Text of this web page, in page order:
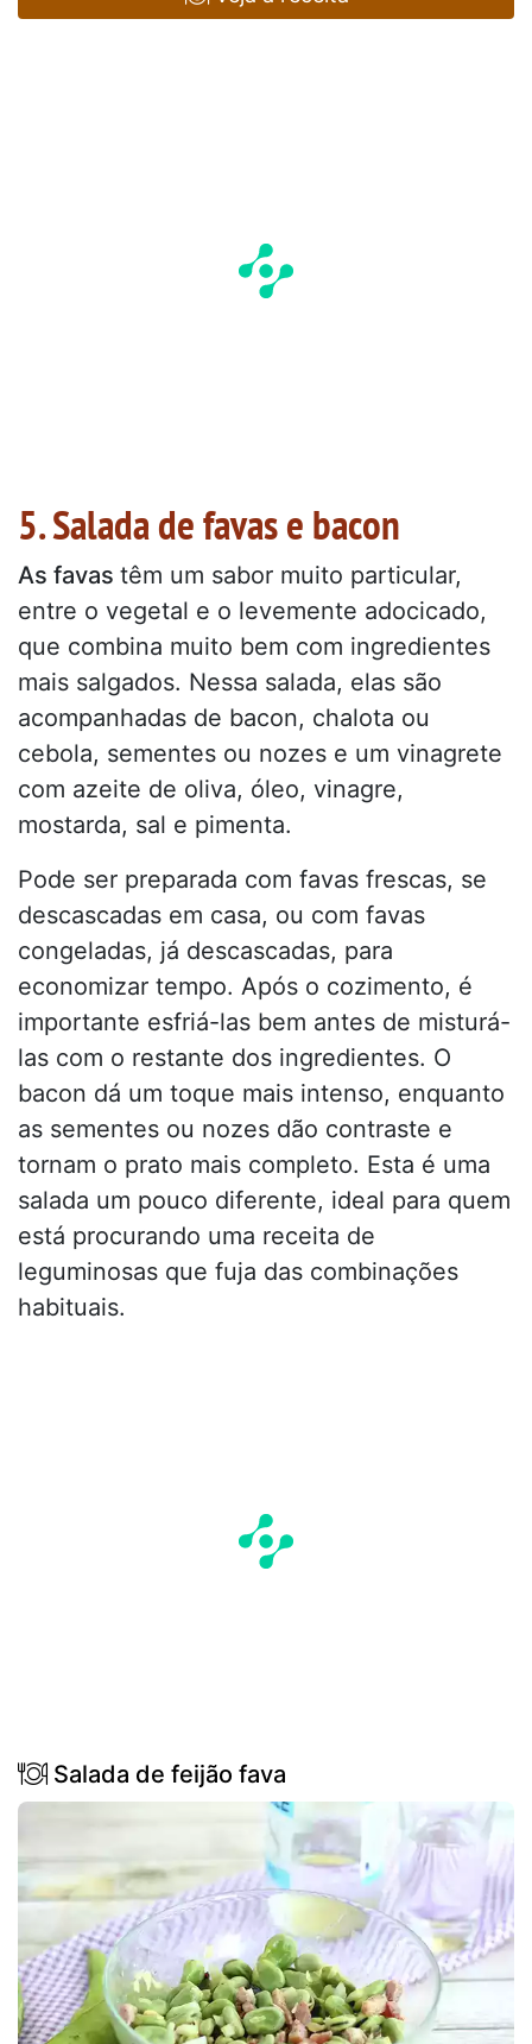
5. Salada de favas e bacon
As favas têm um sabor muito particular,
entre o vegetal e o levemente adocicado,
que combina muito bem com ingredientes
mais salgados. Nessa salada, elas são
acompanhadas de bacon, chalota ou
cebola, sementes ou nozes e um vinagrete
com azeite de oliva, óleo, vinagre,
mostarda, sal e pimenta.
Pode ser preparada com favas frescas, se
descascadas em casa, ou com favas
congeladas, já descascadas, para
economizar tempo. Após o cozimento, é
importante esfriá-las bem antes de misturá-
las com o restante dos ingredientes. O
bacon dá um toque mais intenso, enquanto
as sementes ou nozes dão contraste e
tornam o prato mais completo. Esta é uma
salada um pouco diferente, ideal para quem
está procurando uma receita de
leguminosas que fuja das combinações
habituais.
Salada de feijão fava